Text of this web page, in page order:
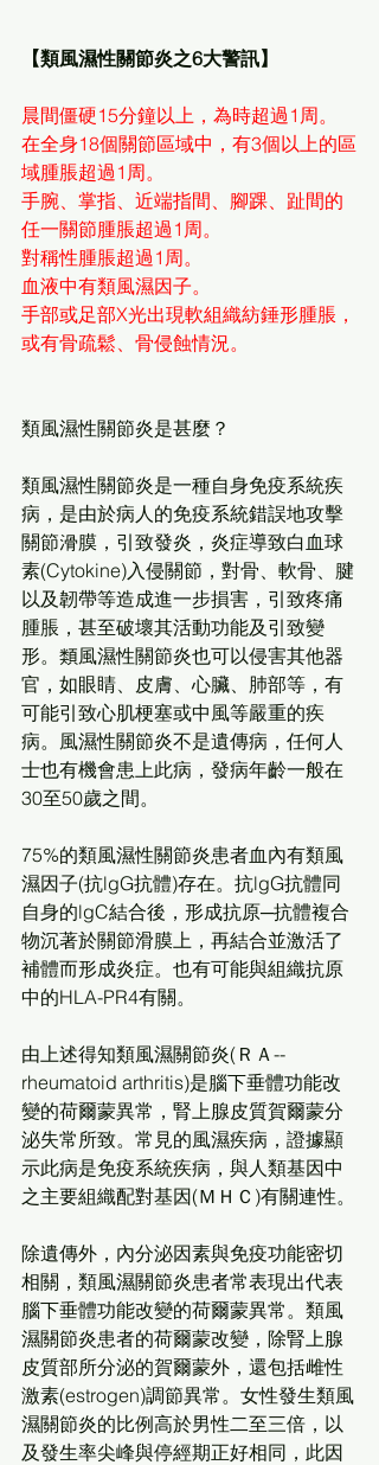
【類風濕性關節炎之6大警訊】
晨間僵硬15分鐘以上，為時超過1周。
在全身18個關節區域中，有3個以上的區
域腫脹超過1周。
手腕、掌指、近端指間、腳踝、趾間的
任一關節腫脹超過1周。
對稱性腫脹超過1周。
血液中有類風濕因子。
手部或足部X光出現軟組織紡錘形腫脹，
或有骨疏鬆、骨侵蝕情況。
類風濕性關節炎是甚麼？
類風濕性關節炎是一種自身免疫系統疾
病，是由於病人的免疫系統錯誤地攻擊
關節滑膜，引致發炎，炎症導致白血球
素(Cytokine)入侵關節，對骨、軟骨、腱
以及韌帶等造成進一步損害，引致疼痛
腫脹，甚至破壞其活動功能及引致變
形。類風濕性關節炎也可以侵害其他器
官，如眼睛、皮膚、心臟、肺部等，有
可能引致心肌梗塞或中風等嚴重的疾
病。風濕性關節炎不是遺傳病，任何人
士也有機會患上此病，發病年齡一般在
30至50歲之間。
75%的類風濕性關節炎患者血內有類風
濕因子(抗lgG抗體)存在。抗lgG抗體同
自身的lgC結合後，形成抗原─抗體複合
物沉著於關節滑膜上，再結合並激活了
補體而形成炎症。也有可能與組織抗原
中的HLA-PR4有關。
由上述得知類風濕關節炎(ＲＡ--
rheumatoid arthritis)是腦下垂體功能改
變的荷爾蒙異常，腎上腺皮質賀爾蒙分
泌失常所致。常見的風濕疾病，證據顯
示此病是免疫系統疾病，與人類基因中
之主要組織配對基因(ＭＨＣ)有關連性。
除遺傳外，內分泌因素與免疫功能密切
相關，類風濕關節炎患者常表現出代表
腦下垂體功能改變的荷爾蒙異常。類風
濕關節炎患者的荷爾蒙改變，除腎上腺
皮質部所分泌的賀爾蒙外，還包括雌性
激素(estrogen)調節異常。女性發生類風
濕關節炎的比例高於男性二至三倍，以
及發生率尖峰與停經期正好相同，此因